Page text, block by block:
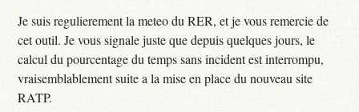
Je suis regulierement la meteo du RER, et je vous remercie de
cet outil. Je vous signale juste que depuis quelques jours, le
calcul du pourcentage du temps sans incident est interrompu,
vraisemblablement suite a la mise en place du nouveau site
RATP.